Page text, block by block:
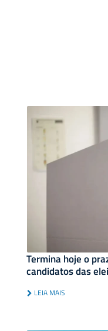
Termina hoje o
candidatos das
LEIA MAIS